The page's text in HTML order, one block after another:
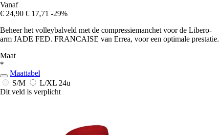
Vanaf
€ 24,90 € 17,71 -29%
Beheer het volleybalveld met de compressiemanchet voor de Libero-
arm JADE FED. FRANCAISE van Errea, voor een optimale prestatie.
Maat
*
Maattabel
S/M
L/XL 24u
Dit veld is verplicht